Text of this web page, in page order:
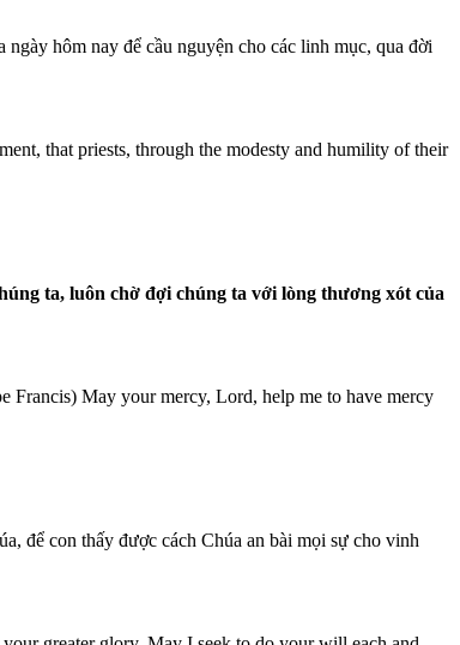
hôm nay để cầu nguyện cho các linh mục, qua đời
that priests, through the modesty and humility of their
ta, luôn chờ đợi chúng ta với lòng thương xót của
Francis) May your mercy, Lord, help me to have mercy
để con thấy được cách Chúa an bài mọi sự cho vinh